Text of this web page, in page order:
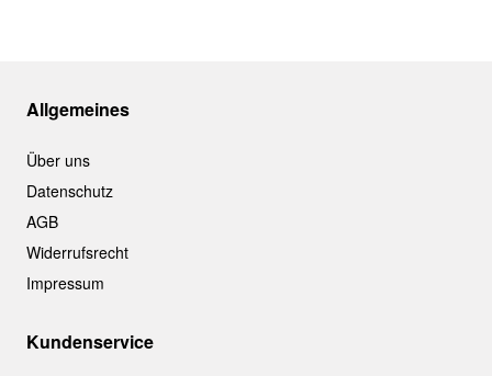
Allgemeines
Über uns
Datenschutz
AGB
Widerrufsrecht
Impressum
Kundenservice